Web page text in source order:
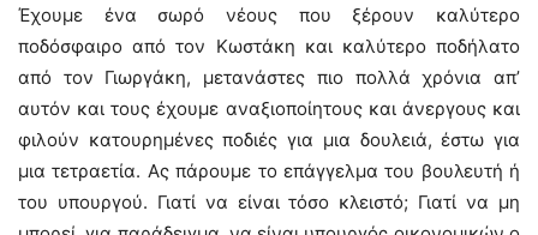
Έχουμε ένα σωρό νέους που ξέρουν καλύτερο
ποδόσφαιρο από τον Κωστάκη και καλύτερο ποδήλατο
από τον Γιωργάκη, μετανάστες πιο πολλά χρόνια απ’
αυτόν και τους έχουμε αναξιοποίητους και άνεργους και
φιλούν κατουρημένες ποδιές για μια δουλειά, έστω για
μια τετραετία. Ας πάρουμε το επάγγελμα του βουλευτή ή
του υπουργού. Γιατί να είναι τόσο κλειστό; Γιατί να μη